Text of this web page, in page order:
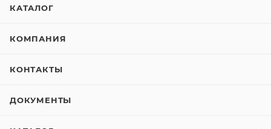
КАТАЛОГ
КОМПАНИЯ
КОНТАКТЫ
ДОКУМЕНТЫ